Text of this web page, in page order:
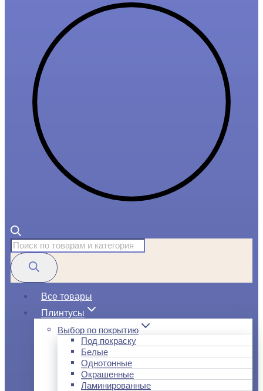
Поиск
товаров
Все товары
Плинтусы
Выбор по покрытию
Под покраску
Белые
Однотонные
Окрашенные
Ламинированные